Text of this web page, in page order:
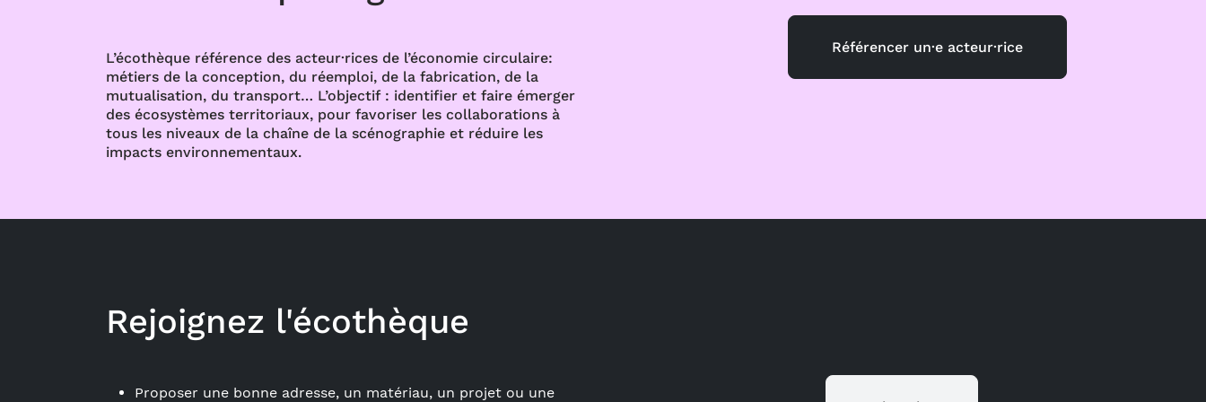
L’écothèque référence des acteur·rices de l’économie circulaire:
métiers de la conception, du réemploi, de la fabrication, de la
mutualisation, du transport… L’objectif : identifier et faire émerger
des écosystèmes territoriaux, pour favoriser les collaborations à
tous les niveaux de la chaîne de la scénographie et réduire les
impacts environnementaux.
Référencer un·e acteur·rice
Rejoignez l'écothèque
Proposer une bonne adresse, un matériau, un projet ou une